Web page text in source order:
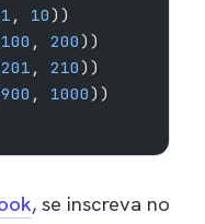
1 , 10))
100 , 200))
201 , 210))
900 , 1000))
, se inscreva no